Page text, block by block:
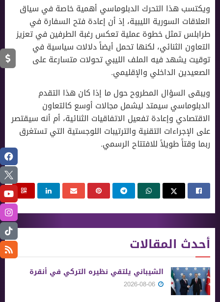
ويكتسب هذا التحرك الدبلوماسي أهمية خاصة في سياق
العلاقات السورية الليبية، إذ أن إعادة فتح السفارة في
طرابلس تمثل خطوة عملية تعكس رغبة الطرفين في تعزيز
التعاون الثنائي، لكنها تحمل أيضاً دلالات سياسية في
توقيت يشهد فيه الملف الليبي تحولات متسارعة على
الصعيدين الداخلي والإقليمي.
ويبقى السؤال المطروح حول ما إذا كان هذا التقدم
الدبلوماسي سيمتد ليشمل مجالات أوسع كالتعاون
الاقتصادي وإعادة تفعيل الاتفاقيات الثنائية، أم أنه سيقتصر
على الإجراءات التقنية والترتيبات اللوجستية التي تستغرق
ربما وقتاً طويلاً للافتتاح الرسمي.
أحدث المقالات
الشيباني يلتقي نظيره التركي في أنقرة